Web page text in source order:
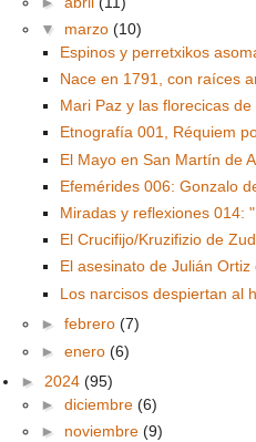
▼ marzo (10)
Espinos y perretxikos
Nace en 1791, con raíces
Mari Paz y las florecicas de
Etnografía 001, Réquiem
El Mayo en San Martín de
Efemérides 006: Gonzalo
Miradas y reflexiones 014:
El Crucifijo/Kruzifizio de
El asesinato de Julián
Los narcisos despiertan al
► febrero (7)
► enero (6)
► 2024 (95)
► diciembre (6)
► noviembre (9)